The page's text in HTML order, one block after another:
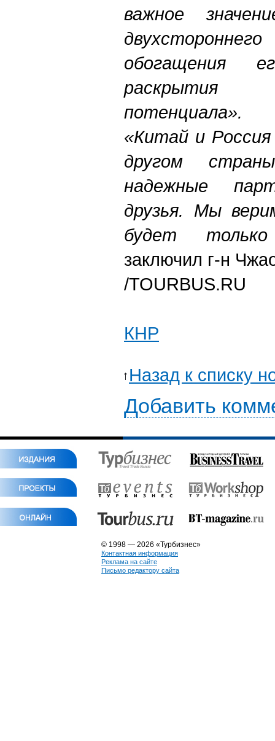
важное
обогащения
раскрытия
потенциала».
«Китай и
другом
надежные
друзья. Мы
будет только
заключил г-н
/TOURBUS.RU
КНР
Назад к списку
Добавить
© 1998 — 2026 «Турбизнес»
Контактная информация
Реклама на сайте
Письмо редактору сайта